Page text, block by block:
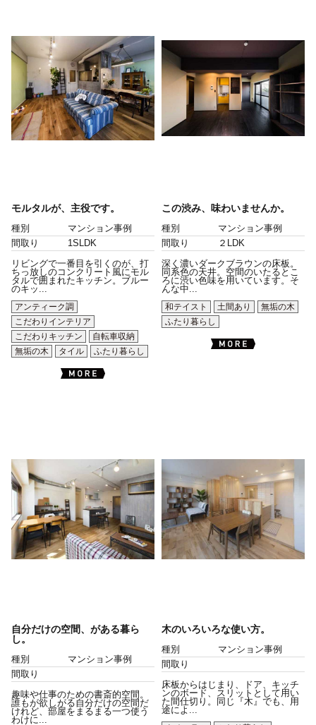
モルタルが、主役です。
種別
マンション事例
間取り
1SLDK
リビングで一番目を引くのが、打
ちっ放しのコンクリート風にモル
タルで囲まれたキッチン。ブルー
のキッ...
アンティーク調
こだわりインテリア
こだわりキッチン
自転車収納
無垢の木
タイル ふたり暮らし
この渋み、味わいませんか。
種別
マンション事例
間取り
２LDK
深く濃いダークブラウンの床板。
同系色の天井。空間のいたるとこ
ろに渋い色味を用いています。そ
んな中...
和テイスト
土間あり
無垢の木
ふたり暮らし
自分だけの空間、がある暮ら
し。
種別
マンション事例
間取り
趣味や仕事のための書斎的空間。
誰もが欲しがる自分だけの空間だ
けれど、部屋をまるまる一つ使う
わけに...
木のいろいろな使い方。
種別
マンション事例
間取り
床板からはじまり、ドア、キッチ
ンのボード、スリットとして用い
た間仕切り。同じ『木』でも、用
途によ...